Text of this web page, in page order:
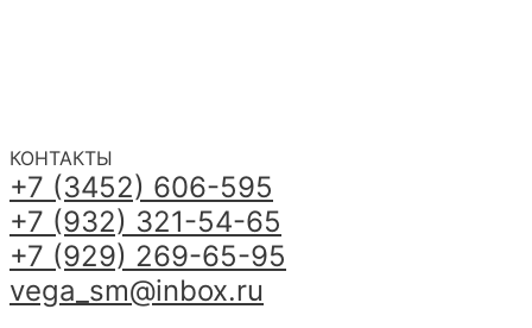
КОНТАКТЫ
+7 (3452) 606-595
+7 (932) 321-54-65
+7 (929) 269-65-95
vega_sm@inbox.ru